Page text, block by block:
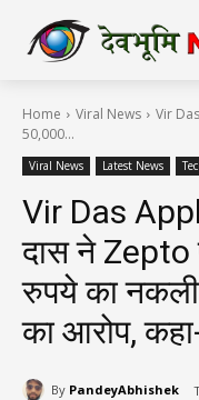
Home Viral News
Vir
50,000...
Viral News Latest News
Vir Das
दास ने Zepto
रुपये का
का आरोप,
By PandeyAbhishek